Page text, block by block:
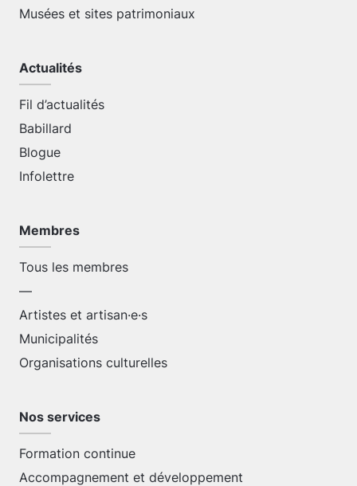
Musées et sites patrimoniaux
Actualités
Fil d’actualités
Babillard
Blogue
Infolettre
Membres
Tous les membres
—
Artistes et artisan·e·s
Municipalités
Organisations culturelles
Nos services
Formation continue
Accompagnement et développement